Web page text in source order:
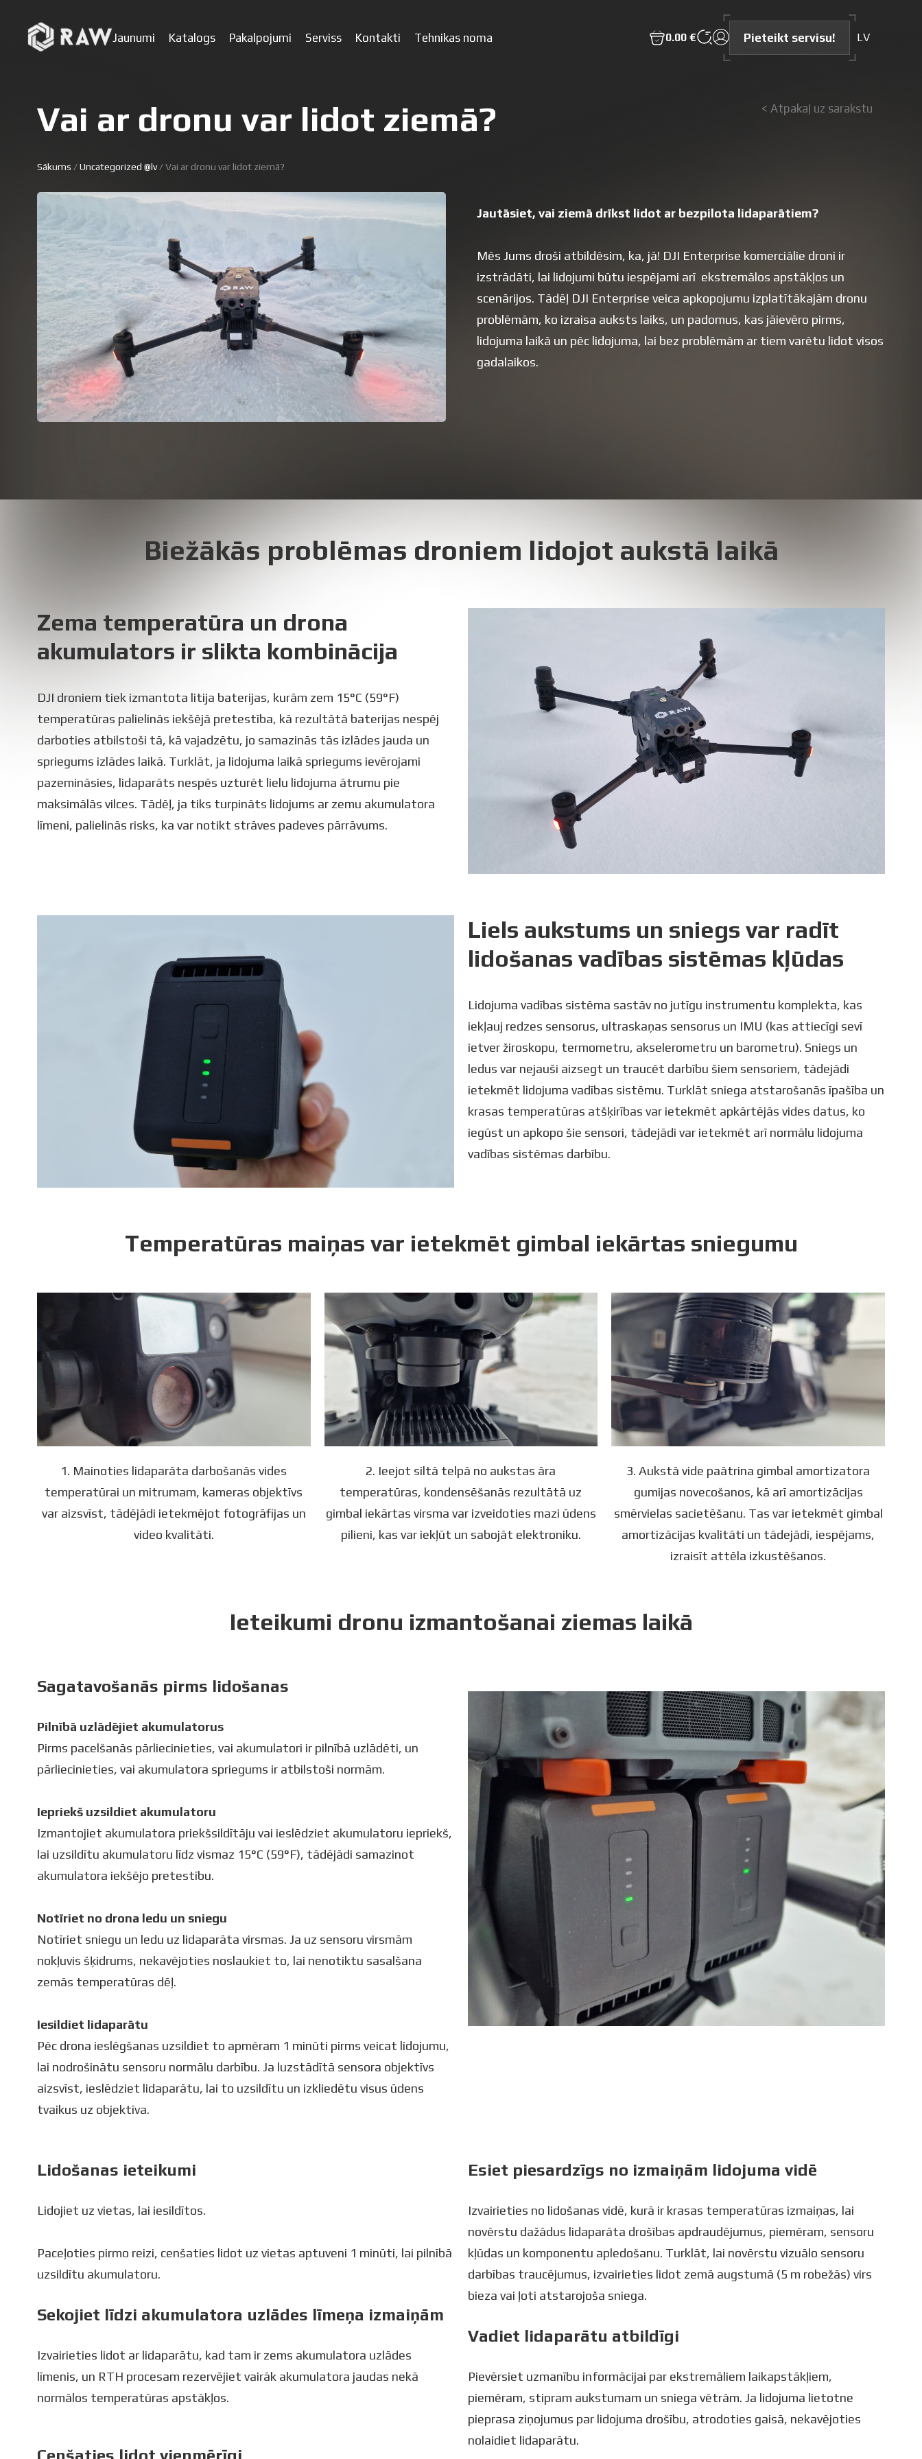
Jaunumi Katalogs Pakalpojumi Serviss Kontakti Tehnikas noma 0.00 € Pieteikt servisu! LV
Vai ar dronu var lidot ziemā? < Atpakaļ uz sarakstu
Sākums /Uncategorized @lv/ Vai ar dronu var lidot ziemā?
Jautāsiet, vai ziemā drīkst lidot ar bezpilota lidaparātiem?
Mēs Jums droši atbildēsim, ka, jā! DJI Enterprise komerciālie droni ir
izstrādāti, lai lidojumi būtu iespējami arī ekstremālos apstākļos un
scenārijos. Tādēļ DJI Enterprise veica apkopojumu izplatītākajām dronu
problēmām, ko izraisa auksts laiks, un padomus, kas jāievēro pirms,
lidojuma laikā un pēc lidojuma, lai bez problēmām ar tiem varētu lidot visos
gadalaikos.
Biežākās problēmas droniem lidojot aukstā laikā
Zema temperatūra un drona
akumulators ir slikta kombinācija
DJI droniem tiek izmantota litija baterijas, kurām zem 15°C (59°F)
temperatūras palielinās iekšējā pretestība, kā rezultātā baterijas nespēj
darboties atbilstoši tā, kā vajadzētu, jo samazinās tās izlādes jauda un
spriegums izlādes laikā. Turklāt, ja lidojuma laikā spriegums ievērojami
pazemināsies, lidaparāts nespēs uzturēt lielu lidojuma ātrumu pie
maksimālās vilces. Tādēļ, ja tiks turpināts lidojums ar zemu akumulatora
līmeni, palielinās risks, ka var notikt strāves padeves pārrāvums.
Liels aukstums un sniegs var radīt
lidošanas vadības sistēmas kļūdas
Lidojuma vadības sistēma sastāv no jutīgu instrumentu komplekta, kas
iekļauj redzes sensorus, ultraskaņas sensorus un IMU (kas attiecīgi sevī
ietver žiroskopu, termometru, akselerometru un barometru). Sniegs un
ledus var nejauši aizsegt un traucēt darbību šiem sensoriem, tādejādi
ietekmēt lidojuma vadības sistēmu. Turklāt sniega atstarošanās īpašība un
krasas temperatūras atšķirības var ietekmēt apkārtējās vides datus, ko
iegūst un apkopo šie sensori, tādejādi var ietekmēt arī normālu lidojuma
vadības sistēmas darbību.
Temperatūras maiņas var ietekmēt gimbal iekārtas sniegumu
1. Mainoties lidaparāta darbošanās vides
temperatūrai un mitrumam, kameras objektīvs
var aizsvīst, tādējādi ietekmējot fotogrāfijas un
video kvalitāti.
2. Ieejot siltā telpā no aukstas āra
temperatūras, kondensēšanās rezultātā uz
gimbal iekārtas virsma var izveidoties mazi ūdens
pilieni, kas var iekļūt un sabojāt elektroniku.
3. Aukstā vide paātrina gimbal amortizatora
gumijas novecošanos, kā arī amortizācijas
smērvielas sacietēšanu. Tas var ietekmēt gimbal
amortizācijas kvalitāti un tādejādi, iespējams,
izraisīt attēla izkustēšanos.
Ieteikumi dronu izmantošanai ziemas laikā
Sagatavošanās pirms lidošanas
Pilnībā uzlādējiet akumulatorus
Pirms pacelšanās pārliecinieties, vai akumulatori ir pilnībā uzlādēti, un
pārliecinieties, vai akumulatora spriegums ir atbilstoši normām.
Iepriekš uzsildiet akumulatoru
Izmantojiet akumulatora priekšsildītāju vai ieslēdziet akumulatoru iepriekš,
lai uzsildītu akumulatoru līdz vismaz 15°C (59°F), tādējādi samazinot
akumulatora iekšējo pretestību.
Notīriet no drona ledu un sniegu
Notīriet sniegu un ledu uz lidaparāta virsmas. Ja uz sensoru virsmām
nokļuvis šķidrums, nekavējoties noslaukiet to, lai nenotiktu sasalšana
zemās temperatūras dēļ.
Iesildiet lidaparātu
Pēc drona ieslēgšanas uzsildiet to apmēram 1 minūti pirms veicat lidojumu,
lai nodrošinātu sensoru normālu darbību. Ja luzstādītā sensora objektīvs
aizsvīst, ieslēdziet lidaparātu, lai to uzsildītu un izkliedētu visus ūdens
tvaikus uz objektīva.
Lidošanas ieteikumi
Lidojiet uz vietas, lai iesildītos.
Paceļoties pirmo reizi, cenšaties lidot uz vietas aptuveni 1 minūti, lai pilnībā
uzsildītu akumulatoru.
Sekojiet līdzi akumulatora uzlādes līmeņa izmaiņām
Izvairieties lidot ar lidaparātu, kad tam ir zems akumulatora uzlādes
līmenis, un RTH procesam rezervējiet vairāk akumulatora jaudas nekā
normālos temperatūras apstākļos.
Cenšaties lidot vienmērīgi
Esiet piesardzīgs no izmaiņām lidojuma vidē
Izvairieties no lidošanas vidē, kurā ir krasas temperatūras izmaiņas, lai
novērstu dažādus lidaparāta drošības apdraudējumus, piemēram, sensoru
kļūdas un komponentu apledošanu. Turklāt, lai novērstu vizuālo sensoru
darbības traucējumus, izvairieties lidot zemā augstumā (5 m robežās) virs
bieza vai ļoti atstarojoša sniega.
Vadiet lidaparātu atbildīgi
Pievērsiet uzmanību informācijai par ekstremāliem laikapstākļiem,
piemēram, stipram aukstumam un sniega vētrām. Ja lidojuma lietotne
pieprasa ziņojumus par lidojuma drošību, atrodoties gaisā, nekavējoties
nolaidiet lidaparātu.